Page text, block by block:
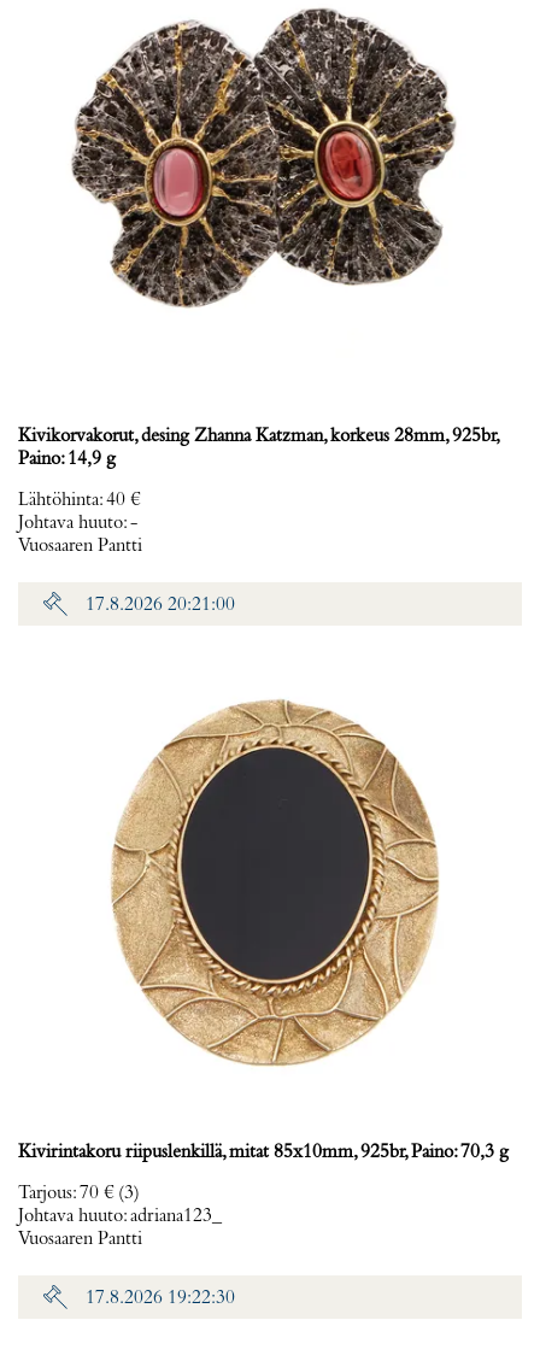
Kivikorvakorut, desing Zhanna Katzman, korkeus 28mm, 925br,
Paino: 14,9 g
Lähtöhinta:40 €
Johtava huuto:-
Vuosaaren Pantti
17.8.2026 20:21:00
Kivirintakoru riipuslenkillä, mitat 85x10mm, 925br, Paino: 70,3 g
Tarjous:70 € (3)
Johtava huuto:adriana123_
Vuosaaren Pantti
17.8.2026 19:22:30